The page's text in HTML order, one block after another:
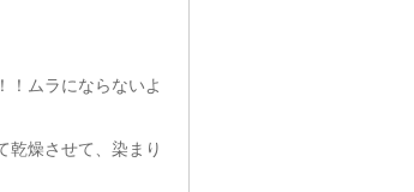
！ムラにならないよ
乾燥させて、染まり